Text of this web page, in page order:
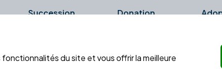
Succession Donation
Google Business de l'office notarial. Ils n'ont ni été
du site et vous offrir la meilleure